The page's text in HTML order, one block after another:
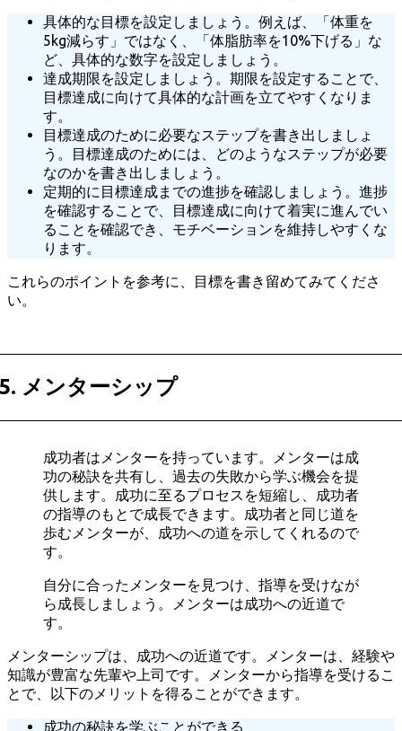
具体的な目標を設定しましょう。例えば、「体重を
5kg減らす」ではなく、「体脂肪率を10%下げる」な
ど、具体的な数字を設定しましょう。
達成期限を設定しましょう。期限を設定することで、
目標達成に向けて具体的な計画を立てやすくなりま
す。
目標達成のために必要なステップを書き出しましょ
う。目標達成のためには、どのようなステップが必要
なのかを書き出しましょう。
定期的に目標達成までの進捗を確認しましょう。進捗
を確認することで、目標達成に向けて着実に進んでい
ることを確認でき、モチベーションを維持しやすくな
ります。
これらのポイントを参考に、目標を書き留めてみてくださ
い。
メンターシップ
成功者はメンターを持っています。メンターは成
功の秘訣を共有し、過去の失敗から学ぶ機会を提
供します。成功に至るプロセスを短縮し、成功者
の指導のもとで成長できます。成功者と同じ道を
歩むメンターが、成功への道を示してくれるので
す。
自分に合ったメンターを見つけ、指導を受けなが
ら成長しましょう。メンターは成功への近道で
す。
メンターシップは、成功への近道です。メンターは、経験や
知識が豊富な先輩や上司です。メンターから指導を受けるこ
とで、以下のメリットを得ることができます。
成功の秘訣を学ぶことができる